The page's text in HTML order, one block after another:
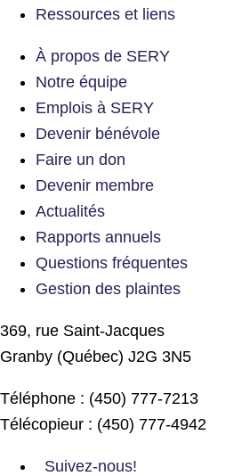
Ressources et liens
À propos de SERY
Notre équipe
Emplois à SERY
Devenir bénévole
Faire un don
Devenir membre
Actualités
Rapports annuels
Questions fréquentes
Gestion des plaintes
369, rue Saint-Jacques
Granby (Québec) J2G 3N5
Téléphone : (450) 777-7213
Télécopieur : (450) 777-4942
Suivez-nous!